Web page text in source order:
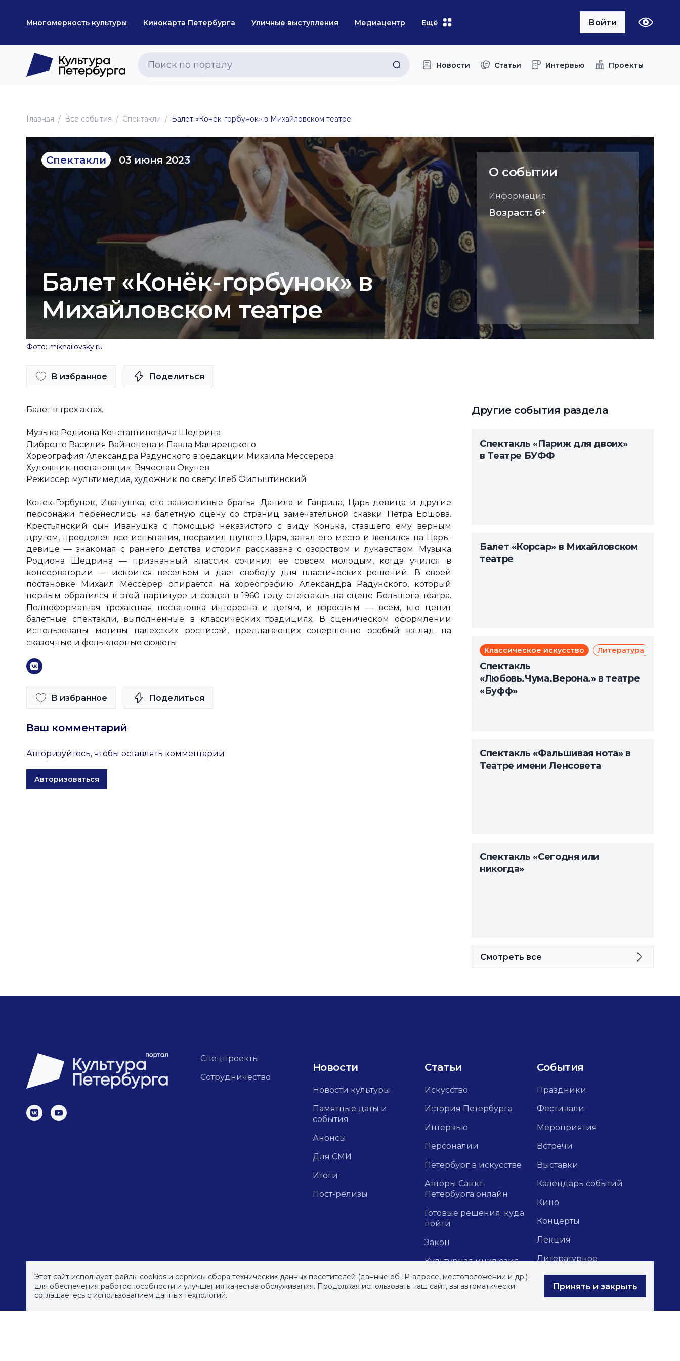
Многомерность культуры Кинокарта Петербурга Уличные выступления Медиацентр Ещё Войти
Новости Статьи Интервью Проекты
Главная Все события Спектакли Балет «Конёк-горбунок» в Михайловском театре
Спектакли 03 июня 2023
Балет «Конёк-горбунок» в
Михайловском театре
О событии
Информация
Возраст: 6+
Фото: mikhailovsky.ru
В избранное Поделиться
Балет в трех актах.
Музыка Родиона Константиновича Щедрина
Либретто Василия Вайнонена и Павла Маляревского
Хореография Александра Радунского в редакции Михаила Мессерера
Художник-постановщик: Вячеслав Окунев
Режиссер мультимедиа, художник по свету: Глеб Фильштинский
Конек-Горбунок, Иванушка, его завистливые братья Данила и Гаврила, Царь-девица и другие
персонажи перенеслись на балетную сцену со страниц замечательной сказки Петра Ершова.
Крестьянский сын Иванушка с помощью неказистого с виду Конька, ставшего ему верным
другом, преодолел все испытания, посрамил глупого Царя, занял его место и женился на Царь-
девице — знакомая с раннего детства история рассказана с озорством и лукавством. Музыка
Родиона Щедрина — признанный классик сочинил ее совсем молодым, когда учился в
консерватории — искрится весельем и дает свободу для пластических решений. В своей
постановке Михаил Мессерер опирается на хореографию Александра Радунского, который
первым обратился к этой партитуре и создал в 1960 году спектакль на сцене Большого театра.
Полноформатная трехактная постановка интересна и детям, и взрослым — всем, кто ценит
балетные спектакли, выполненные в классических традициях. В сценическом оформлении
использованы мотивы палехских росписей, предлагающих совершенно особый взгляд на
сказочные и фольклорные сюжеты.
В избранное Поделиться
Ваш комментарий
Авторизуйтесь, чтобы оставлять комментарии
Авторизоваться
Другие события раздела
Спектакль «Париж для двоих»
в Театре БУФФ
Балет «Корсар» в Михайловском
театре
Классическое искусство Литература
Спектакль
«Любовь.Чума.Верона.» в театре
«Буфф»
Спектакль «Фальшивая нота» в
Театре имени Ленсовета
Спектакль «Сегодня или
никогда»
Смотреть все
Спецпроекты
Сотрудничество
Новости
Новости культуры
Памятные даты и
события
Анонсы
Для СМИ
Итоги
Пост-релизы
Статьи
Искусство
История Петербурга
Интервью
Персоналии
Петербург в искусстве
Авторы Санкт-
Петербурга онлайн
Готовые решения: куда
пойти
Закон
Культурная инклюзия
Подборки мест Санкт-
Петербурга
События
Праздники
Фестивали
Мероприятия
Встречи
Выставки
Календарь событий
Кино
Концерты
Лекция
Литературное
Медиацентр
Этот сайт использует файлы cookies и сервисы сбора технических данных посетителей (данные об IP-адресе, местоположении и др.)
для обеспечения работоспособности и улучшения качества обслуживания. Продолжая использовать наш сайт, вы автоматически
соглашаетесь с использованием данных технологий.
Принять и закрыть